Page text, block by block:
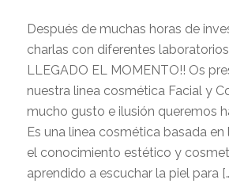
Después de muchas horas de
charlas con diferentes
LLEGADO EL MOMENTO!! Os
nuestra linea cosmética Facial y
mucho gusto e ilusión queremos
Es una linea cosmética basada en
el conocimiento estético y
aprendido a escuchar la piel para